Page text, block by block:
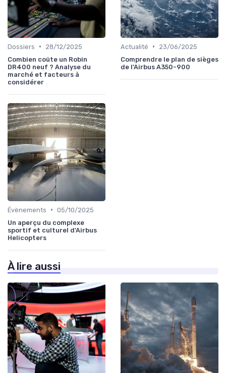
Dossiers •
28/12/2025
Combien coûte un Robin
DR400 neuf ? Analyse du
marché et facteurs à
considérer
Actualité •
23/06/2025
Comprendre le plan de sièges
de l'Airbus A350-900
Évènements • 05/10/2025
Un aperçu du complexe
sportif et culturel d'Airbus
Helicopters
À lire aussi